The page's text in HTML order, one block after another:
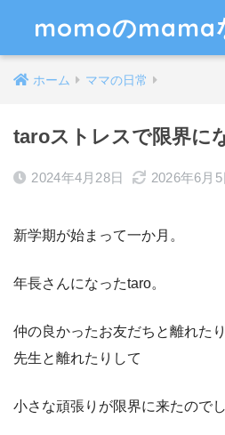
momoのmama
ホーム ママの日常
taroストレスで限界に
2024年4月28日 2026年6月5
新学期が始まって一か月。
年長さんになったtaro。
仲の良かったお友だちと離れた
先生と離れたりして
小さな頑張りが限界に来たのでし